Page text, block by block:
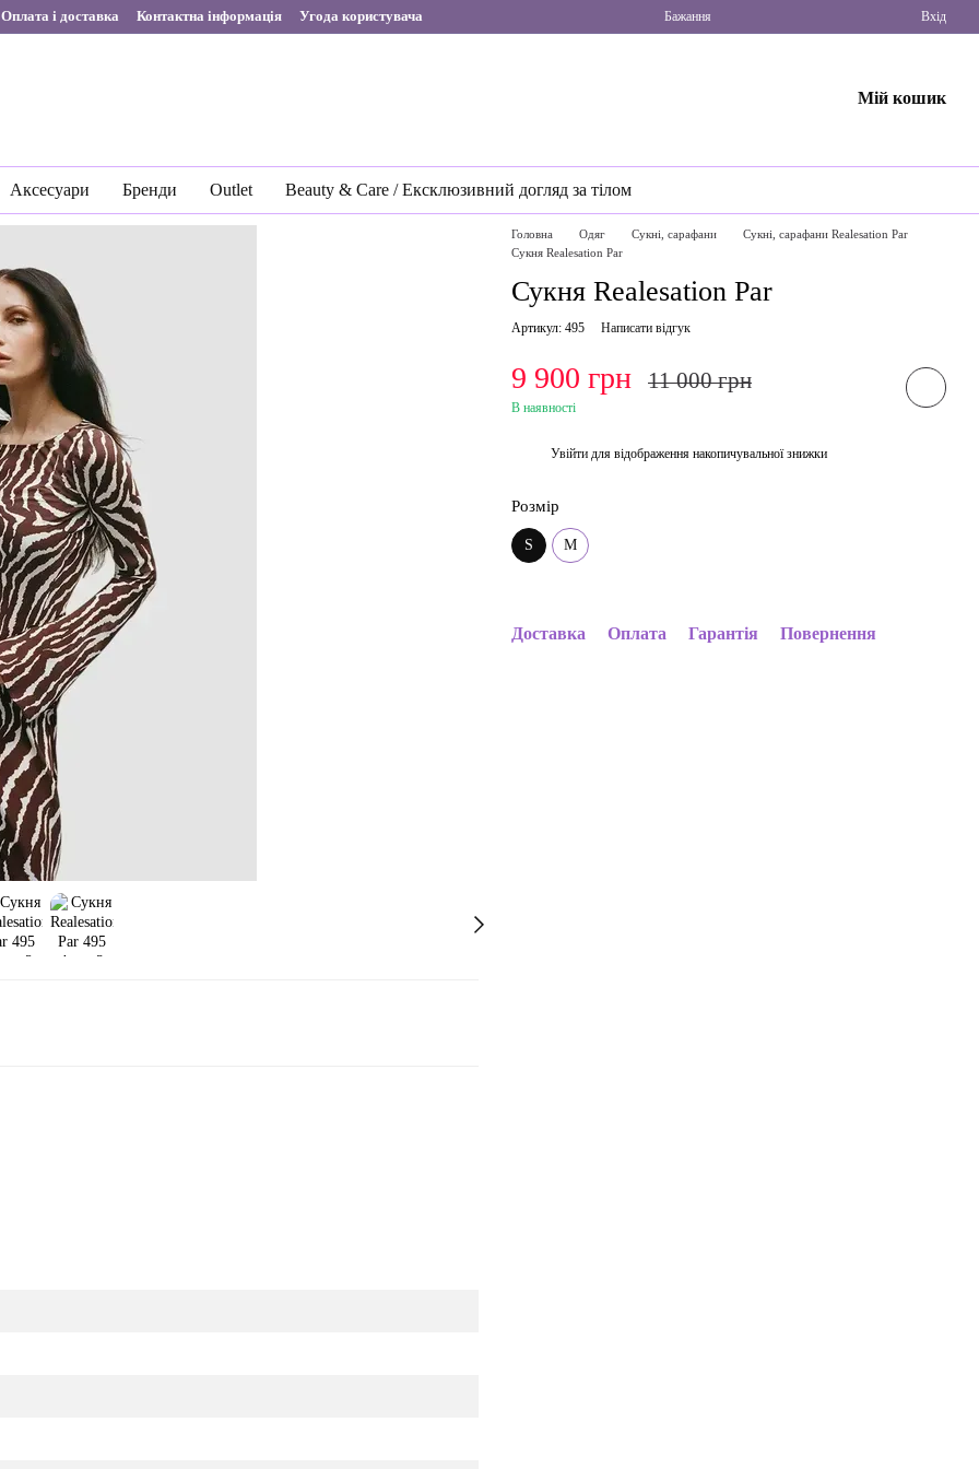
Оплата і доставка Контактна інформація Угода користувача Бажання Вхід
Мій кошик
Аксесуари Бренди Outlet Beauty & Care / Ексклюзивний догляд за тілом
Головна Одяг Сукні, сарафани
Сукні, сарафани Realesation Par
Сукня Realesation Par
Сукня Realesation Par
Артикул: 495 Написати відгук
9 900 грн 11 000 грн
В наявності
Увійти для відображення накопичувальної знижки
Розмір
S M
Доставка Оплата Гарантія Повернення